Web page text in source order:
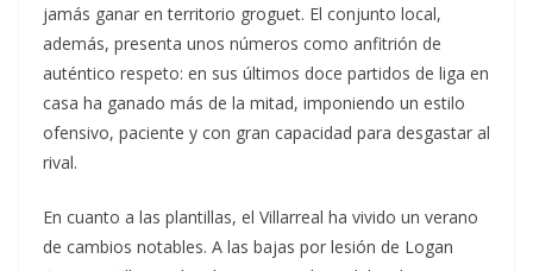
jamás ganar en territorio groguet. El conjunto local,
además, presenta unos números como anfitrión de
auténtico respeto: en sus últimos doce partidos de liga en
casa ha ganado más de la mitad, imponiendo un estilo
ofensivo, paciente y con gran capacidad para desgastar al
rival.
En cuanto a las plantillas, el Villarreal ha vivido un verano
de cambios notables. A las bajas por lesión de Logan